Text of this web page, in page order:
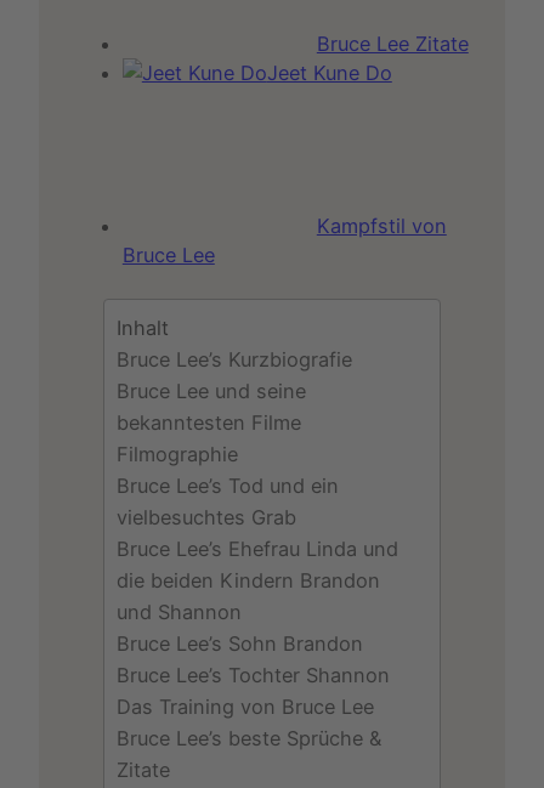
Bruce Lee Zitate
Jeet Kune Do
Kampfstil von
Bruce Lee
Inhalt
Bruce Lee’s Kurzbiografie
Bruce Lee und seine
bekanntesten Filme
Filmographie
Bruce Lee’s Tod und ein
vielbesuchtes Grab
Bruce Lee’s Ehefrau Linda und
die beiden Kindern Brandon
und Shannon
Bruce Lee’s Sohn Brandon
Bruce Lee’s Tochter Shannon
Das Training von Bruce Lee
Bruce Lee’s beste Sprüche &
Zitate